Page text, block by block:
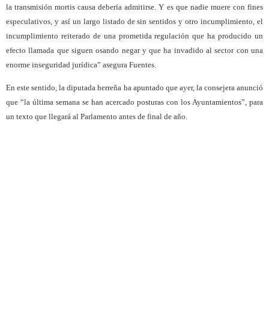
la transmisión mortis causa debería admitirse. Y es que nadie muere con fines
especulativos, y así un largo listado de sin sentidos y otro incumplimiento, el
incumplimiento reiterado de una prometida regulación que ha producido un
efecto llamada que siguen osando negar y que ha invadido al sector con una
enorme inseguridad jurídica” asegura Fuentes.
En este sentido, la diputada herreña ha apuntado que ayer, la consejera anunció
que “la última semana se han acercado posturas con los Ayuntamientos”, para
un texto que llegará al Parlamento antes de final de año.